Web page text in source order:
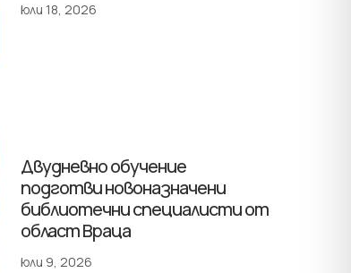
юли 18, 2026
Двудневно обучение
подготви новоназначени
библиотечни специалисти от
област Враца
юли 9, 2026